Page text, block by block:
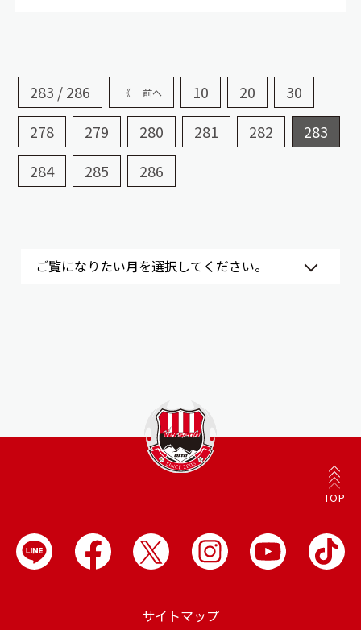
283 / 286 《 前へ 10 20
30
278
279 280 281 282
283
284
285 286
TOP
サイトマップ